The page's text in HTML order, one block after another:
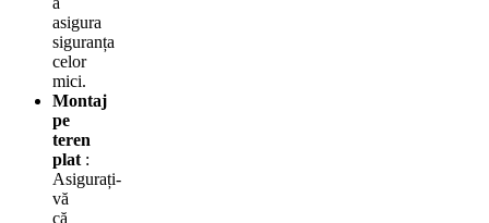
asigura
siguranța
celor
mici.
Montaj
pe
teren
plat :
Asigurați-
vă
că